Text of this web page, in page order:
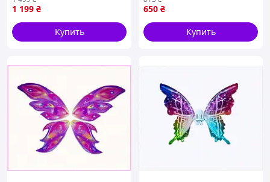
Voldemort
1 199 ₴
Купить
650 ₴
Купить